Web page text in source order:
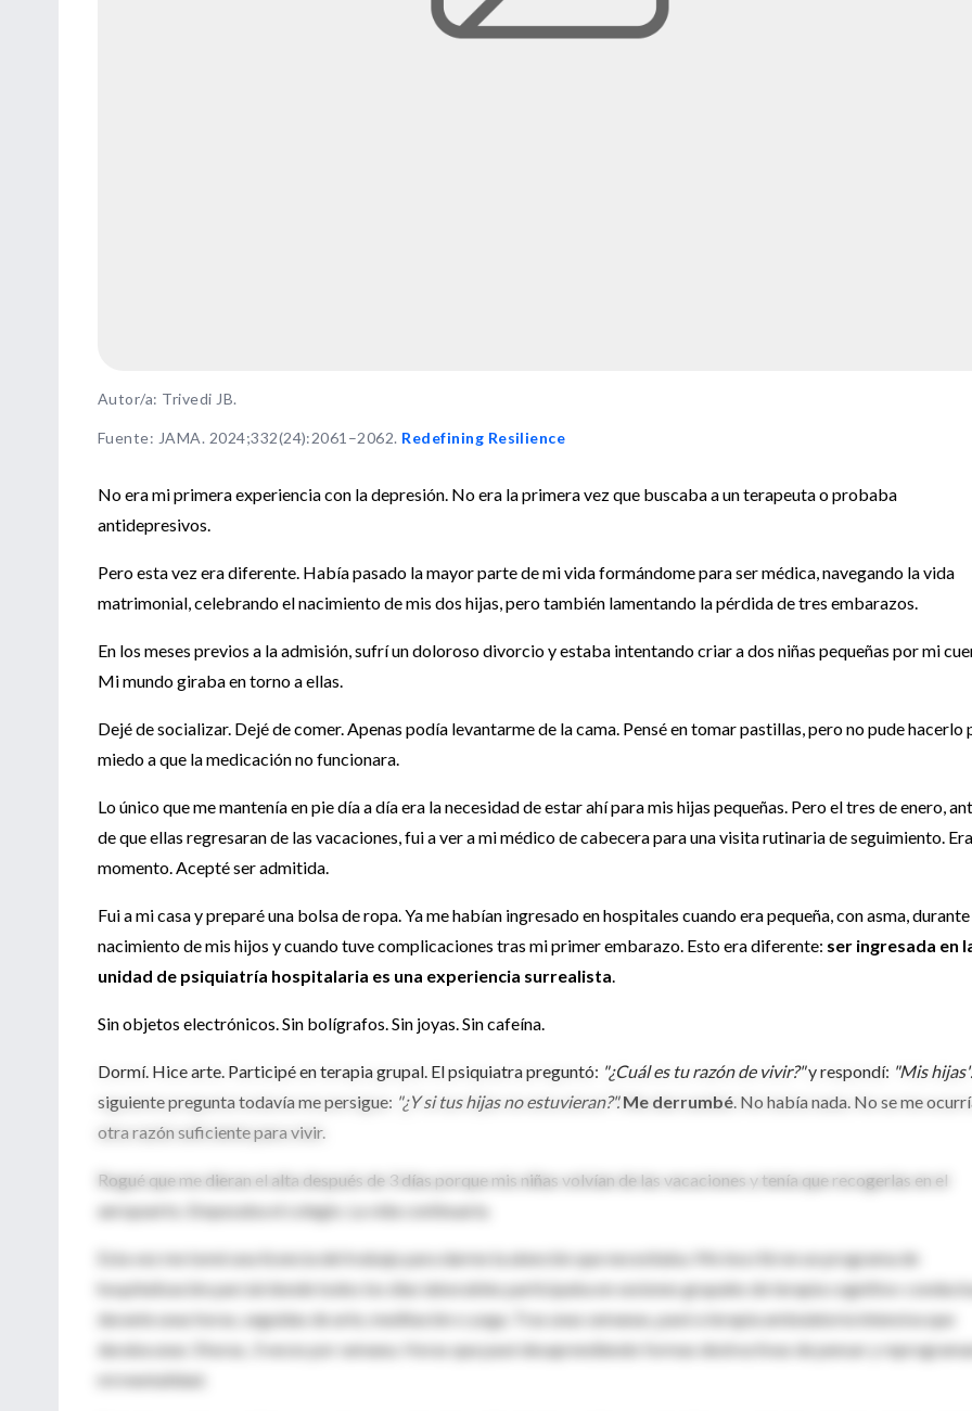
Autor/a: Trivedi JB.
Fuente: JAMA. 2024;332(24):2061–2062. Redefining Resilience
No era mi primera experiencia con la depresión. No era la primera vez que buscaba a un terapeuta o probaba
antidepresivos.
Pero esta vez era diferente. Había pasado la mayor parte de mi vida formándome para ser médica, navegando la vida
matrimonial, celebrando el nacimiento de mis dos hijas, pero también lamentando la pérdida de tres embarazos.
En los meses previos a la admisión, sufrí un doloroso divorcio y estaba intentando criar a dos niñas pequeñas por mi
Mi mundo giraba en torno a ellas.
Dejé de socializar. Dejé de comer. Apenas podía levantarme de la cama. Pensé en tomar pastillas, pero no pude hacerlo
miedo a que la medicación no funcionara.
Lo único que me mantenía en pie día a día era la necesidad de estar ahí para mis hijas pequeñas. Pero el tres de enero,
de que ellas regresaran de las vacaciones, fui a ver a mi médico de cabecera para una visita rutinaria de seguimiento.
momento. Acepté ser admitida.
Fui a mi casa y preparé una bolsa de ropa. Ya me habían ingresado en hospitales cuando era pequeña, con asma,
nacimiento de mis hijos y cuando tuve complicaciones tras mi primer embarazo. Esto era diferente: ser ingresada en
unidad de psiquiatría hospitalaria es una experiencia surrealista
Sin objetos electrónicos. Sin bolígrafos. Sin joyas. Sin cafeína.
Dormí. Hice arte. Participé en terapia grupal. El psiquiatra preguntó: "¿Cuál es tu razón de vivir?"y respondí: "Mis hijas".
siguiente pregunta todavía me persigue: "¿Y si tus hijas no estuvieran?".Me derrumbé . No había nada. No se me
otra razón suficiente para vivir.
Rogué que me dieran el alta después de 3 días porque mis niñas volvían de las vacaciones y tenía que recogerlas en el
aeropuerto. Empezaba el colegio. La vida continuaría.
Esta vez me tomé una licencia del trabajo para darme la atención que necesitaba. Me inscribí en un programa de
hospitalización parcial donde todos los días laborables participaba en sesiones grupales de terapia cognitivo-
durante unas horas, seguidas de arte, meditación o yoga. Tras unas semanas, pasé a terapia ambulatoria intensiva que
duraba unas 3 horas, 3 veces por semana. Horas que pasé desaprendiendo formas destructivas de pensar y
mi mentalidad.